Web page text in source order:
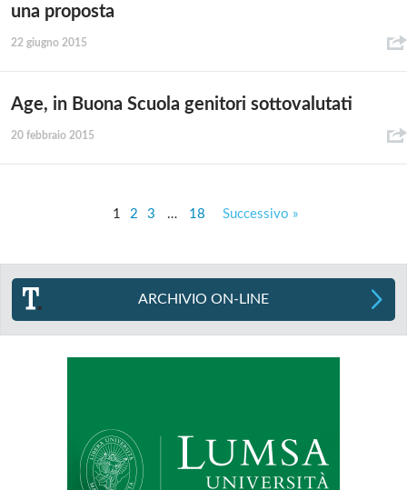
una proposta
22 giugno 2015
Age, in Buona Scuola genitori sottovalutati
20 febbraio 2015
1 2 3 … 18 Successivo »
ARCHIVIO ON-LINE